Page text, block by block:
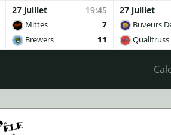
27 juillet 19:45
Mittes
7
Brewers
11
27 juillet
Buveurs
Qualitruss